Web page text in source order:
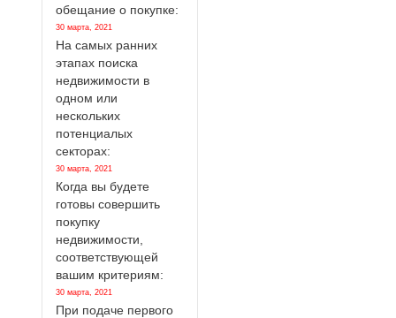
обещание о покупке:
30 марта, 2021
На самых ранних
этапах поиска
недвижимости в
одном или
нескольких
потенциалых
секторах:
30 марта, 2021
Когда вы будете
готовы совершить
покупку
недвижимости,
соответствующей
вашим критериям:
30 марта, 2021
При подаче первого